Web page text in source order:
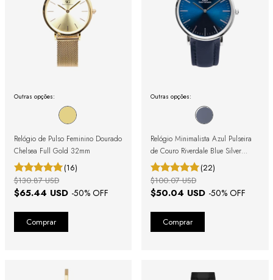
Outras opções:
Relógio de Pulso Feminino Dourado
Chelsea Full Gold 32mm
(16)
$65.44 USD -50% OFF
$130.87 USD
Outras opções:
Relógio Minimalista Azul Pulseira
de Couro Riverdale Blue Silver
40mm
(22)
$50.04 USD -50% OFF
$100.07 USD